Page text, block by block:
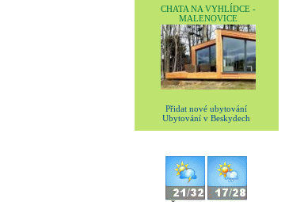
CHATA NA VYHLÍDCE -
MALENOVICE
Přidat nové ubytování
Ubytování v Beskydech